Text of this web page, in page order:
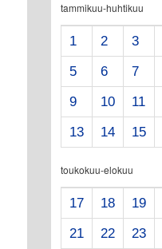
tammikuu-huhtikuu
1 2 3
5
6 7
9
10 11
13
14 15
toukokuu-elokuu
17 18 19
21
22 23